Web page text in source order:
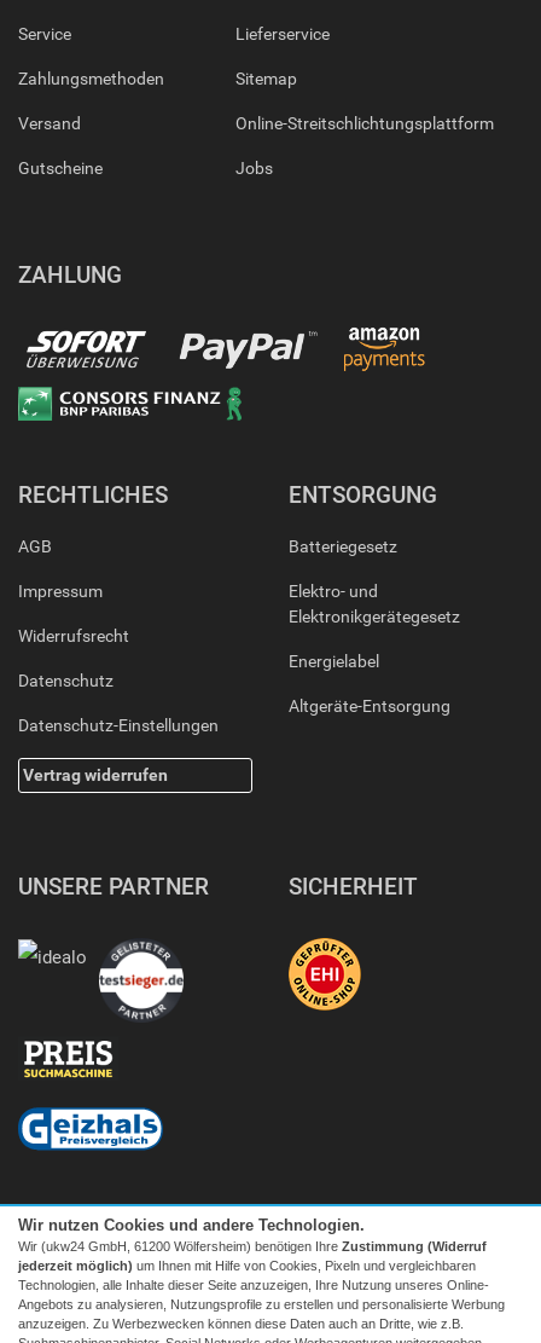
Service
Zahlungsmethoden
Versand
Gutscheine
Lieferservice
Sitemap
Online-Streitschlichtungsplattform
Jobs
ZAHLUNG
RECHTLICHES
AGB
Impressum
Widerrufsrecht
Datenschutz
Datenschutz-Einstellungen
Vertrag widerrufen
ENTSORGUNG
Batteriegesetz
Elektro- und
Elektronikgerätegesetz
Energielabel
Altgeräte-Entsorgung
UNSERE PARTNER SICHERHEIT
Wir nutzen Cookies und andere Technologien.
Wir (ukw24 GmbH, 61200 Wölfersheim) benötigen Ihre Zustimmung (Widerruf
jederzeit möglich) um Ihnen mit Hilfe von Cookies, Pixeln und vergleichbaren
Technologien, alle Inhalte dieser Seite anzuzeigen, Ihre Nutzung unseres Online-
Angebots zu analysieren, Nutzungsprofile zu erstellen und personalisierte Werbung
anzuzeigen. Zu Werbezwecken können diese Daten auch an Dritte, wie z.B.